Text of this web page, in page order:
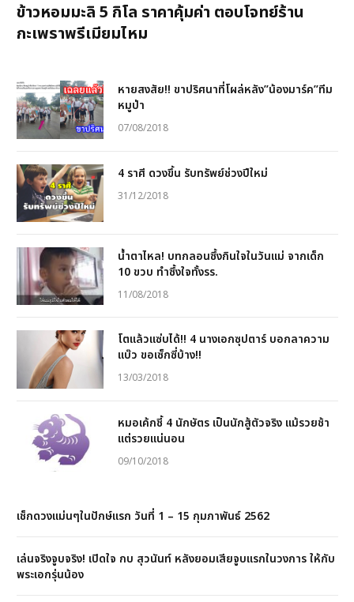
ข้าวหอมมะลิ 5 กิโล ราคาคุ้มค่า ตอบโจทย์ร้าน
กะเพราพรีเมียมไหม
หายสงสัย!! ขาปริศนาที่โผล่หลัง”น้องมาร์ค”ทีม
หมูป่า
07/08/2018
4 ราศี ดวงขึ้น รับทรัพย์ช่วงปีใหม่
31/12/2018
น้ำตาไหล! บทกลอนซึ้งกินใจในวันแม่ จากเด็ก
10 ขวบ ทำซึ้งใจทั้งรร.
11/08/2018
โตแล้วแซ่บได้!! 4 นางเอกซุปตาร์ บอกลาความ
แบ๊ว ขอเซ็กซี่บ้าง!!
13/03/2018
หมอเค้กชี้ 4 นักษัตร เป็นนักสู้ตัวจริง แม้รวยช้า
แต่รวยแน่นอน
09/10/2018
เช็กดวงแม่นๆในปักษ์แรก วันที่ 1 – 15 กุมภาพันธ์ 2562
เล่นจริงจูบจริง! เปิดใจ กบ สุวนันท์ หลังยอมเสียจูบแรกในวงการ ให้กับ
พระเอกรุ่นน้อง